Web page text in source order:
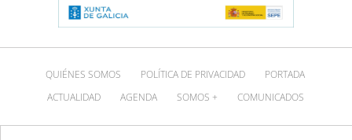
QUIÉNES SOMOS POLÍTICA DE PRIVACIDAD
PORTADA
ACTUALIDAD
AGENDA SOMOS + COMUNICADOS